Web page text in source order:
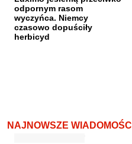
odpornym rasom
wyczyńca. Niemcy
czasowo dopuściły
herbicyd
NAJNOWSZE WIADOMOŚCI